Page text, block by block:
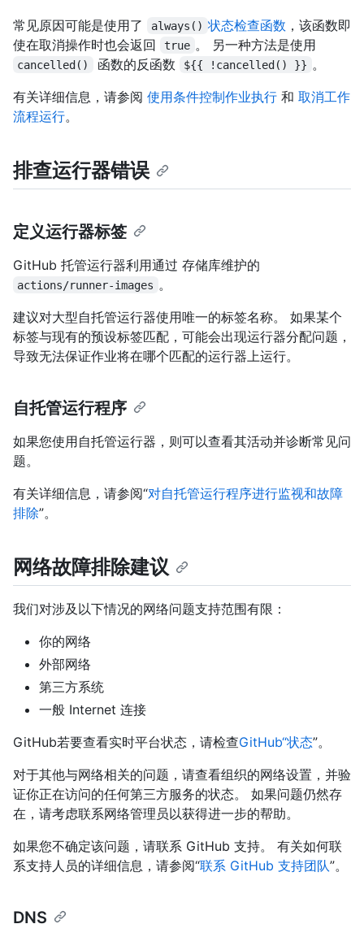
常见原因可能是使用了
always() 状态检查函数 ，该函数即
使在取消操作时也会返回
true 。 另一种方法是使用
cancelled() 函数的反函数 ${{ !cancelled() }} 。
有关详细信息，请参阅 使用条件控制作业执行 和 取消工作
流程运行。
排查运行器错误
定义运行器标签
GitHub 托管运行器利用通过 存储库维护的
actions/runner-images 。
建议对大型自托管运行器使用唯一的标签名称。 如果某个
标签与现有的预设标签匹配，可能会出现运行器分配问题，
导致无法保证作业将在哪个匹配的运行器上运行。
自托管运行程序
如果您使用自托管运行器，则可以查看其活动并诊断常见问
题。
有关详细信息，请参阅“对自托管运行程序进行监视和故障
排除”。
网络故障排除建议
我们对涉及以下情况的网络问题支持范围有限：
你的网络
外部网络
第三方系统
一般 Internet 连接
GitHub若要查看实时平台状态，请检查GitHub“状态”。
对于其他与网络相关的问题，请查看组织的网络设置，并验
证你正在访问的任何第三方服务的状态。 如果问题仍然存
在，请考虑联系网络管理员以获得进一步的帮助。
如果您不确定该问题，请联系 GitHub 支持。 有关如何联
系支持人员的详细信息，请参阅“联系 GitHub 支持团队”。
DNS